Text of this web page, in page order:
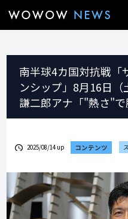
南半球4カ国対抗戦「
ンシップ」8月16日
謙二郎アナ「"熱さ"で
2025/08/14 up コンテンツ